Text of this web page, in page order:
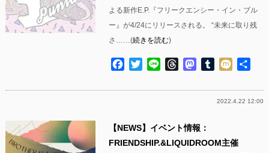
よる新作E.P.『フリークエンシー・イン・ブル
ー』が4/24にリリースされる。 “未来に取り残
さ……(続きを読む)
Facebook
TwitterLine ThreadsMastodon
Tumblr
Mixi
2022.4.22 12:00
【NEWS】イベント情報：
FRIENDSHIP.&LIQUIDROOM主催